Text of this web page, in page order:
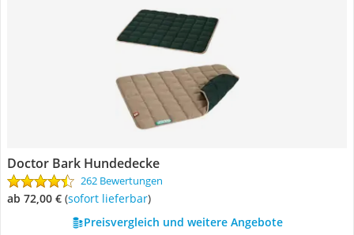
Doctor Bark Hundedecke
262 Bewertungen
ab 72,00 € ( Sofort lieferbar)
Preisvergleich und weitere Angebote